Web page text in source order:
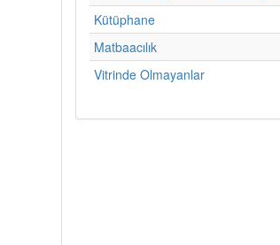
Kütüphane
Matbaacılık
Vitrinde Olmayanlar